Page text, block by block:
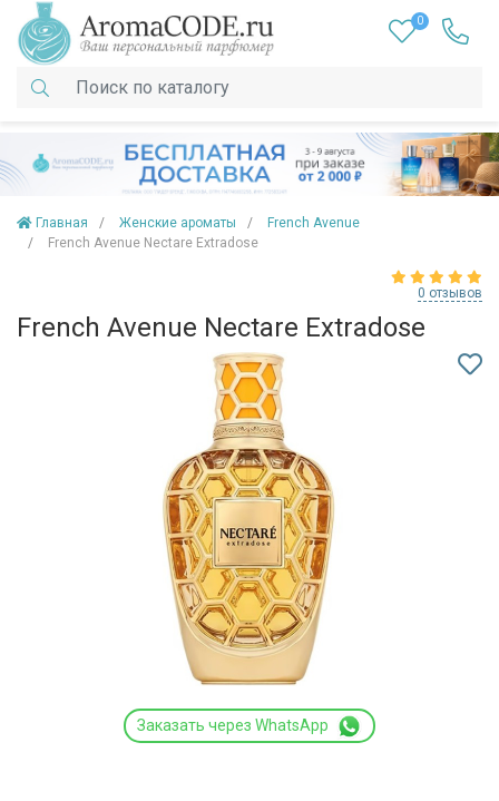
0
Главная Женские ароматы
French Avenue
French Avenue Nectare Extradose
0 отзывов
French Avenue Nectare Extradose
Заказать через WhatsApp